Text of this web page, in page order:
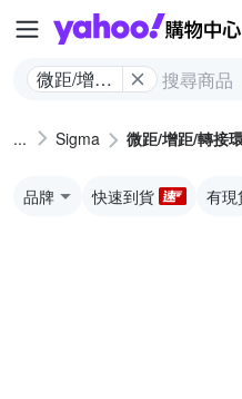
微距/增距/
Sigma 微距/增距/轉接
品牌 快速到貨 有現